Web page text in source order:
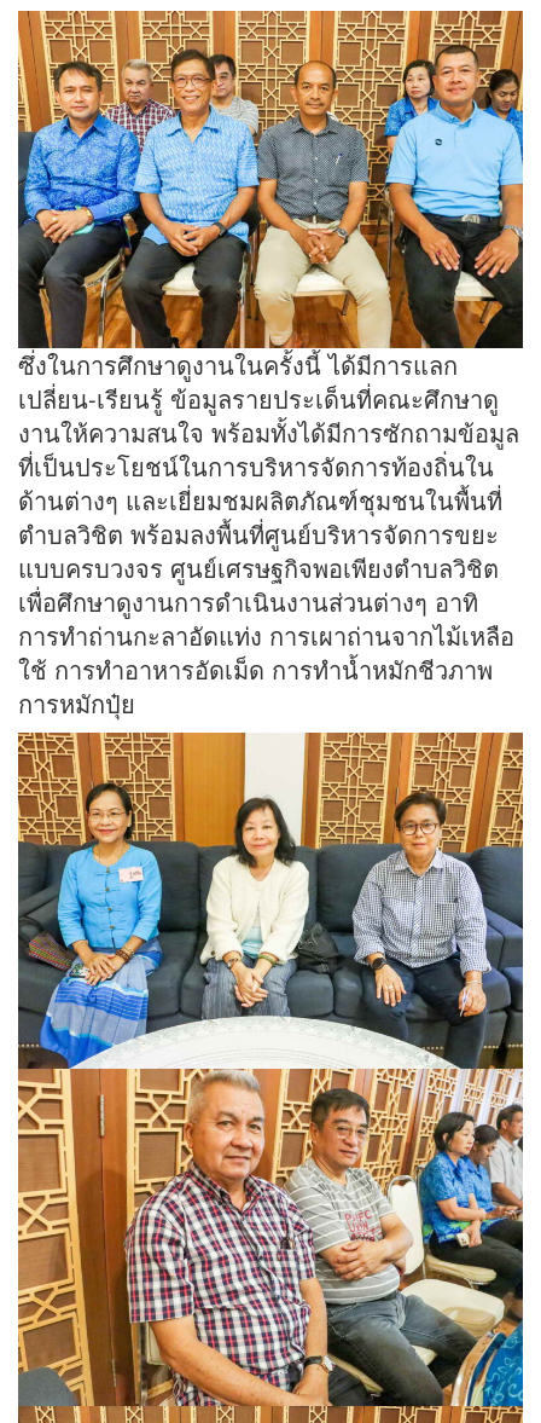
ซึ่งในการศึกษาดูงานในครั้งนี้ ได้มีการแลก
เปลี่ยน-เรียนรู้ ข้อมูลรายประเด็นที่คณะศึกษาดู
งานให้ความสนใจ พร้อมทั้งได้มีการซักถามข้อมูล
ที่เป็นประโยชน์ในการบริหารจัดการท้องถิ่นใน
ด้านต่างๆ และเยี่ยมชมผลิตภัณฑ์ชุมชนในพื้นที่
ตำบลวิชิต พร้อมลงพื้นที่ศูนย์บริหารจัดการขยะ
แบบครบวงจร ศูนย์เศรษฐกิจพอเพียงตำบลวิชิต
เพื่อศึกษาดูงานการดำเนินงานส่วนต่างๆ อาทิ
การทำถ่านกะลาอัดแท่ง การเผาถ่านจากไม้เหลือ
ใช้ การทำอาหารอัดเม็ด การทำน้ำหมักชีวภาพ
การหมักปุ๋ย